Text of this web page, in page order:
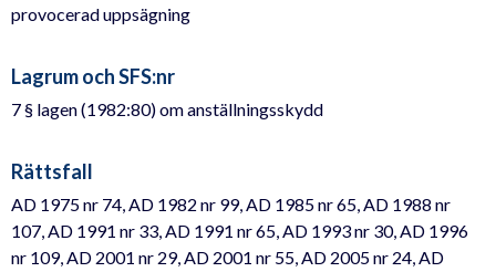
provocerad uppsägning
Lagrum och SFS:nr
7 § lagen (1982:80) om anställningsskydd
Rättsfall
AD 1975 nr 74, AD 1982 nr 99, AD 1985 nr 65, AD 1988 nr
107, AD 1991 nr 33, AD 1991 nr 65, AD 1993 nr 30, AD 1996
nr 109, AD 2001 nr 29, AD 2001 nr 55, AD 2005 nr 24, AD